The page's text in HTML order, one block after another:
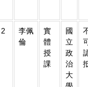
2
李佩
倫
實
體
授
課
國
立
政
治
大